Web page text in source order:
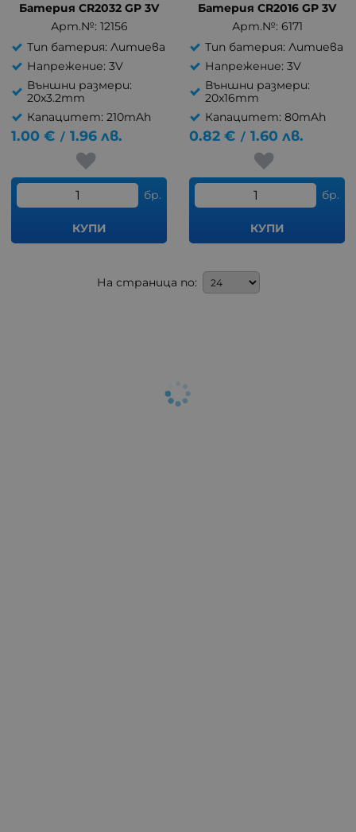
Батерия CR2032 GP 3V
Арт.№: 12156
Тип батерия: Литиева
Напрежение: 3V
Външни размери:
20x3.2mm
Капацитет: 210mAh
1.00 € / 1.96 лв.
бр.
КУПИ
Батерия CR2016 GP 3V
Арт.№: 6171
Тип батерия: Литиева
Напрежение: 3V
Външни размери:
20x16mm
Капацитет: 80mAh
0.82 € / 1.60 лв.
бр.
КУПИ
На страница по: